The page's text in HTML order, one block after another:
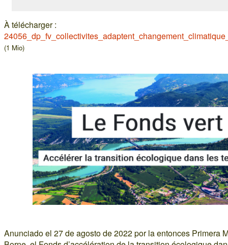
À télécharger :
(1 Mio)
Anunciado el 27 de agosto de 2022 por la entonces Primera